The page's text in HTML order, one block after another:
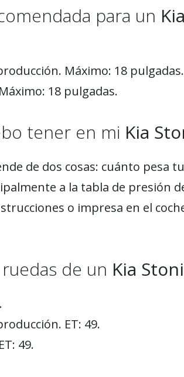
para un
Máximo: 18 pulgadas.
18 pulgadas.
tener en mi Kia
de dos cosas: cuánto pesa
a la tabla de presión
o impresa en el
de un Kia
ET: 49.
49.